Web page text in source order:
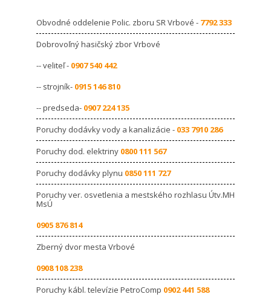
Obvodné oddelenie Polic. zboru SR Vrbové - 7792 333
Dobrovoľný hasičský zbor Vrbové
-- veliteľ - 0907 540 442
-- strojník- 0915 146 810
-- predseda- 0907 224 135
Poruchy dodávky vody a kanalizácie - 033 7910 286
Poruchy dod. elektriny 0800 111 567
Poruchy dodávky plynu 0850 111 727
Poruchy ver. osvetlenia a mestského rozhlasu Útv.MH
MsÚ
0905 876 814
Zberný dvor mesta Vrbové
0908 108 238
Poruchy kábl. televízie PetroComp 0902 441 588